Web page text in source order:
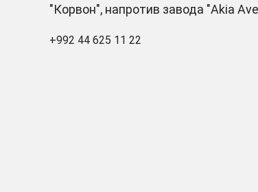
"Корвон", напротив завода "Akia
+992 44 625 11 22